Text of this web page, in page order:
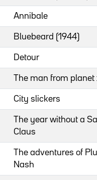
Annibale
Bluebeard (1944)
Detour
The man from planet
City slickers
The year without a
Claus
The adventures of
Nash